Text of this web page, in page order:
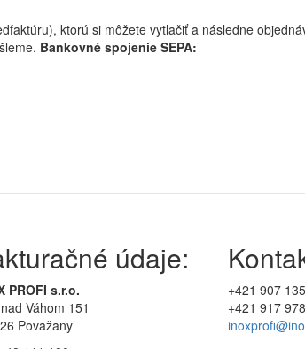
ktorú si môžete vytlačiť a následne
Bankovné spojenie SEPA:
údaje:
PROFI s.r.o.
Váhom 151
Považany
+421 907
+421 917